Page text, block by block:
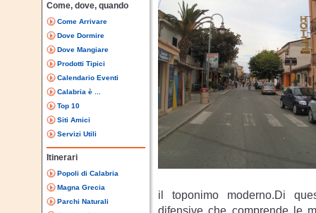
Come, dove, quando
Come Arrivare
Dove Dormire
Dove Mangiare
Prodotti Tipici
Calendario Eventi
Calabria è ...
Top 10
Siti Amici
Servizi Utili
Itinerari
Popoli di Calabria
Magna Grecia
Parchi Naturali
il toponimo moderno.Di
difensive che comprende le